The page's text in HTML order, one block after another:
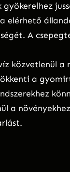
elérhető
A
közvetlenül a
a
a